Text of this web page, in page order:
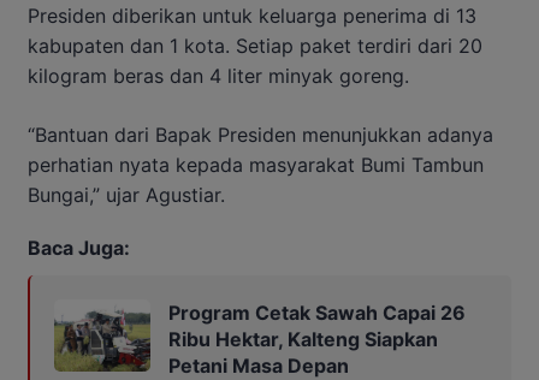
Presiden diberikan untuk keluarga penerima di 13
kabupaten dan 1 kota. Setiap paket terdiri dari 20
kilogram beras dan 4 liter minyak goreng.
“Bantuan dari Bapak Presiden menunjukkan adanya
perhatian nyata kepada masyarakat Bumi Tambun
Bungai,” ujar Agustiar.
Baca Juga:
Program Cetak Sawah Capai 26
Ribu Hektar, Kalteng Siapkan
Petani Masa Depan